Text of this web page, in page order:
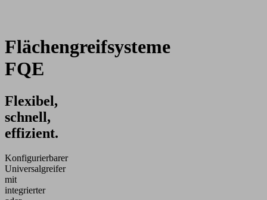
Flächengreifsysteme
FQE
Flexibel,
schnell,
effizient.
Konfigurierbarer
Universalgreifer
mit
integrierter